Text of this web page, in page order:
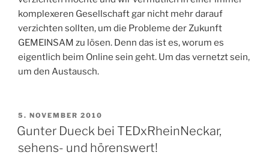
komplexeren Gesellschaft gar nicht mehr darauf
verzichten sollten, um die Probleme der Zukunft
GEMEINSAM zu lösen. Denn das ist es, worum es
eigentlich beim Online sein geht. Um das vernetzt sein,
um den Austausch.
VERÖFFENTLICHT
AM
5. NOVEMBER 2010
Gunter Dueck bei TEDxRheinNeckar,
sehens- und hörenswert!